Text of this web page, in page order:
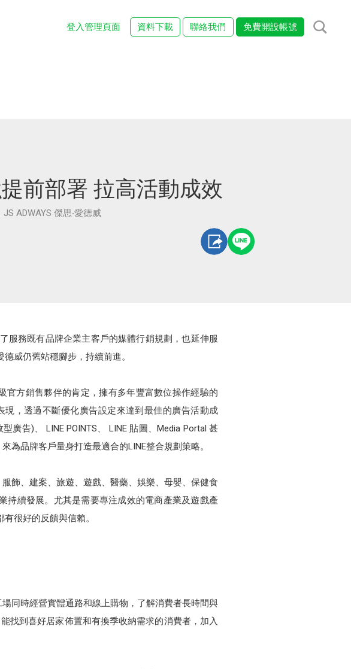
登入管理頁面 資料下載 聯絡我們 免費開設帳號
前部署 拉高活動成效
ADWAYS 傑思‧愛德威
服務既有品牌企業主客戶的媒體行銷規劃，也延伸服
威仍舊站穩腳步，持續前進。
官方銷售夥伴的肯定，擁有多年豐富數位操作經驗的
，透過不斷優化廣告設定來達到最佳的廣告活動成
廣告)、 LINE POINTS、 LINE 貼圖、Media Portal 甚
為品牌客戶量身打造最適合的LINE整合規劃策略。
飾、建案、旅遊、遊戲、醫藥、娛樂、母嬰、保健食
持續發展。尤其是需要專注成效的電商產業及遊戲產
很好的反饋與信賴。
同時經營實體通路和線上購物，了解消費者長時間與
找到喜好居家佈置和有換季收納需求的消費者，加入